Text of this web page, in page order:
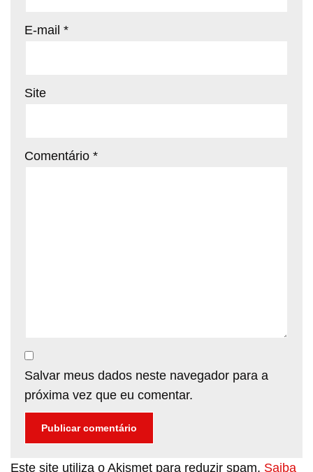
E-mail *
Site
Comentário *
Salvar meus dados neste navegador para a
próxima vez que eu comentar.
Este site utiliza o Akismet para reduzir spam. Saiba